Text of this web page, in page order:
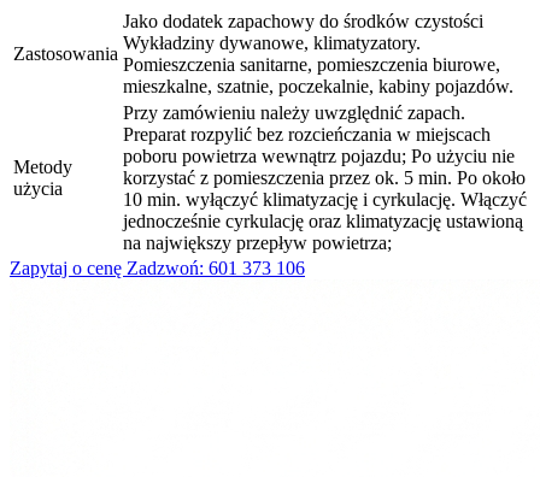
Zastosowania
Jako dodatek zapachowy do środków czystości
Wykładziny dywanowe, klimatyzatory.
Pomieszczenia sanitarne, pomieszczenia biurowe,
mieszkalne, szatnie, poczekalnie, kabiny pojazdów.
Metody
użycia
Przy zamówieniu należy uwzględnić zapach.
Preparat rozpylić bez rozcieńczania w miejscach
poboru powietrza wewnątrz pojazdu; Po użyciu nie
korzystać z pomieszczenia przez ok. 5 min. Po około
10 min. wyłączyć klimatyzację i cyrkulację. Włączyć
jednocześnie cyrkulację oraz klimatyzację ustawioną
na największy przepływ powietrza;
Zapytaj o cenę Zadzwoń: 601 373 106